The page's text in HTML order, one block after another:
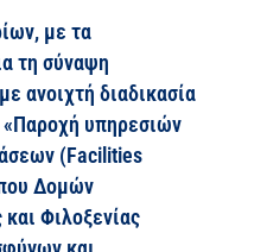
με τα
τη σύναψη
ανοιχτή διαδικασία
υπηρεσιών
(Facilities
Δομών
Φιλοξενίας